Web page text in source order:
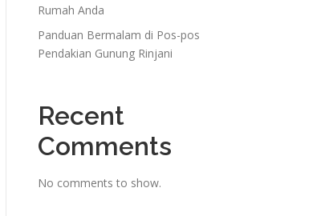
Rumah Anda
Panduan Bermalam di Pos-pos
Pendakian Gunung Rinjani
Recent
Comments
No comments to show.